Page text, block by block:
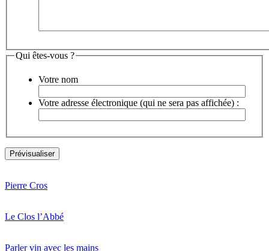
Qui êtes-vous ?
Votre nom
Votre adresse électronique (qui ne sera pas affichée) :
Pierre Cros
Le Clos l’Abbé
Parler vin avec les mains